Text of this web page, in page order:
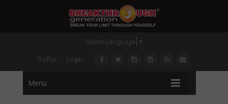
Select Language
Daftar
Login
Menu